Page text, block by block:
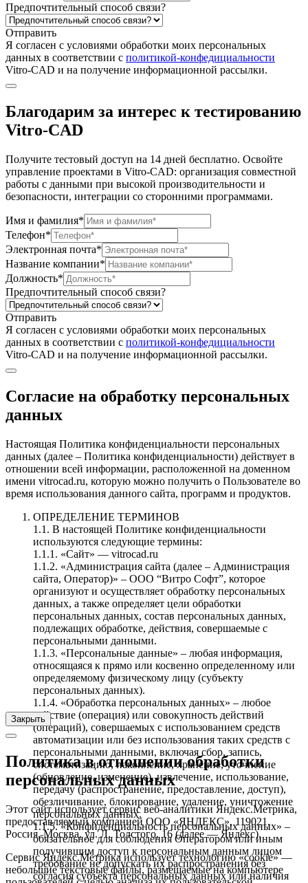
Предпочтительный способ связи?
Отправить
Я согласен c условиями обработки моих персональных
данных в соответствии с политикой-конфедициальности
Vitro-CAD и на получение информационной рассылки.
Благодарим за интерес к тестированию
Vitro-CAD
Получите тестовый доступ на 14 дней бесплатно. Освойте
управление проектами в Vitro-CAD: организация совместной
работы с данными при высокой производительности и
безопасности, интеграции со сторонними программами.
Имя и фамилия*
Телефон*
Электронная почта*
Название компании*
Должность*
Предпочтительный способ связи?
Отправить
Я согласен c условиями обработки моих персональных
данных в соответствии с политикой-конфедициальности
Vitro-CAD и на получение информационной рассылки.
Согласие на обработку персональных
данных
Настоящая Политика конфиденциальности персональных
данных (далее – Политика конфиденциальности) действует в
отношении всей информации, расположенной на доменном
имени vitrocad.ru, которую можно получить о Пользователе во
время использования данного сайта, программ и продуктов.
ОПРЕДЕЛЕНИЕ ТЕРМИНОВ
1.1. В настоящей Политике конфиденциальности
используются следующие термины:
1.1.1. «Сайт» — vitrocad.ru
1.1.2. «Администрация сайта (далее – Администрация
сайта, Оператор)» – ООО “Витро Софт”, которое
организуют и осуществляет обработку персональных
данных, а также определяет цели обработки
персональных данных, состав персональных данных,
подлежащих обработке, действия, совершаемые с
персональными данными.
1.1.3. «Персональные данные» – любая информация,
относящаяся к прямо или косвенно определенному или
определяемому физическому лицу (субъекту
персональных данных).
1.1.4. «Обработка персональных данных» – любое
действие (операция) или совокупность действий
(операций), совершаемых с использованием средств
автоматизации или без использования таких средств с
персональными данными, включая сбор, запись,
систематизацию, накопление, хранение, уточнение
(обновление, изменение), извлечение, использование,
передачу (распространение, предоставление, доступ),
обезличивание, блокирование, удаление, уничтожение
персональных данных.
1.1.5. «Конфиденциальность персональных данных» –
обязательное для соблюдения Оператором или иным
получившим доступ к персональным данным лицом
требование не допускать их распространения без
согласия субъекта персональных данных или наличия
Закрыть
Политика в отношении обработки
персональных данных
Этот сайт использует сервис веб-аналитики Яндекс.Метрика,
предоставляемый компанией ООО «ЯНДЕКС», 119021,
Россия, Москва, ул. Л. Толстого, 16 (далее — Яндекс).
Сервис Яндекс.Метрика использует технологию «cookie» —
небольшие текстовые файлы, размещаемые на компьютере